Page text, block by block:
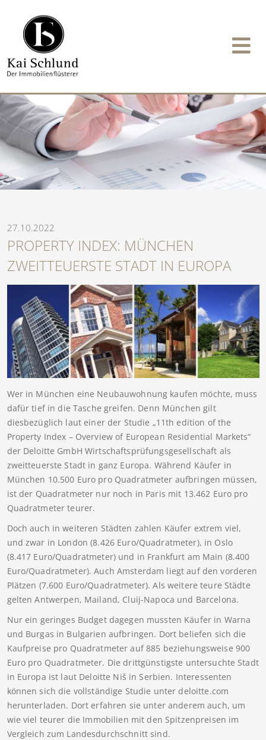
27.10.2022
PROPERTY INDEX: MÜNCHEN
ZWEITTEUERSTE STADT IN EUROPA
Wer in München eine Neubauwohnung kaufen möchte, muss
dafür tief in die Tasche greifen. Denn München gilt
diesbezüglich laut einer der Studie „11th edition of the
Property Index – Overview of European Residential Markets“
der Deloitte GmbH Wirtschaftsprüfungsgesellschaft als
zweitteuerste Stadt in ganz Europa. Während Käufer in
München 10.500 Euro pro Quadratmeter aufbringen müssen,
ist der Quadratmeter nur noch in Paris mit 13.462 Euro pro
Quadratmeter teurer.
Doch auch in weiteren Städten zahlen Käufer extrem viel,
und zwar in London (8.426 Euro/Quadratmeter), in Oslo
(8.417 Euro/Quadratmeter) und in Frankfurt am Main (8.400
Euro/Quadratmeter). Auch Amsterdam liegt auf den vorderen
Plätzen (7.600 Euro/Quadratmeter). Als weitere teure Städte
gelten Antwerpen, Mailand, Cluij-Napoca und Barcelona.
Nur ein geringes Budget dagegen mussten Käufer in Warna
und Burgas in Bulgarien aufbringen. Dort beliefen sich die
Kaufpreise pro Quadratmeter auf 885 beziehungsweise 900
Euro pro Quadratmeter. Die drittgünstigste untersuchte Stadt
in Europa ist laut Deloitte Niš in Serbien. Interessenten
können sich die vollständige Studie unter deloitte.com
herunterladen. Dort erfahren sie unter anderem auch, um
wie viel teurer die Immobilien mit den Spitzenpreisen im
Vergleich zum Landesdurchschnitt sind.